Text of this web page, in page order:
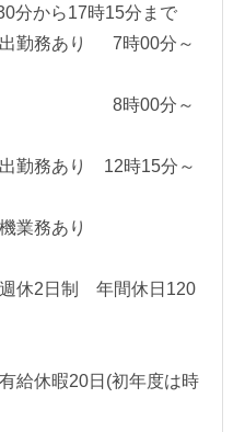
分から17時15分まで
り 7時00分～
分～
り 12時15分～
あり
休2日制 年間休日120
休暇20日(初年度は時